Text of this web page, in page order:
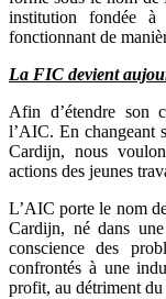
institution fondée à
fonctionnant de
La FIC devient
Afin d’étendre son
l’AIC. En changeant
Cardijn, nous
actions des jeunes
L’AIC porte le nom
Cardijn, né dans
conscience des
confrontés à une
profit, au détriment